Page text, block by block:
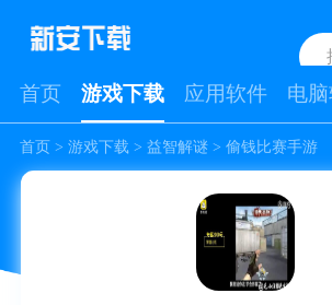
首页 游戏下载 应用软件 电
首页> 游戏下载 > 益智解谜> 偷钱比赛手游